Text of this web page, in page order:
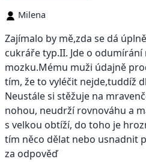
Milena
Zajímalo by mě,zda se dá
cukráře typ.II. Jde o odumírání
mozku.Mému muži údajně
tím, že to vyléčit nejde,tuddíž
Neustále si stěžuje na
nohou, neudrží rovnováhu a
s velkou obtíží, do toho je
tím něco dělat nebo usnadnit
za odpověď